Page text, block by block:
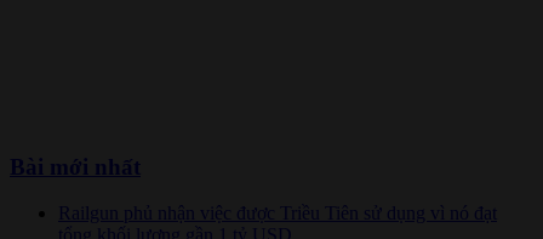
Bài mới nhất
Railgun phủ nhận việc được Triều Tiên sử dụng vì nó đạt